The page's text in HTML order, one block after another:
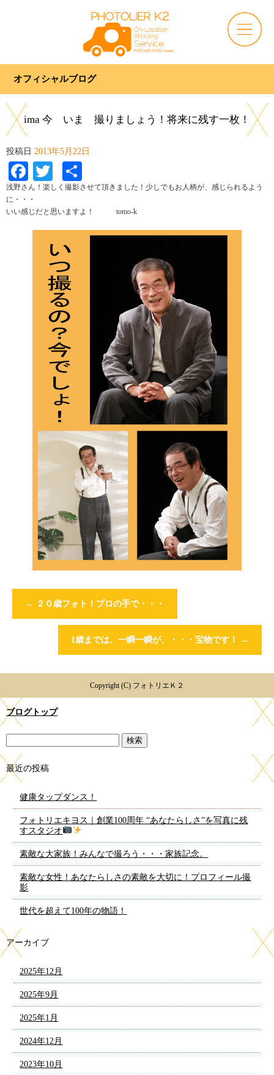
オフィシャルブログ
ima 今 いま 撮りましょう！将来に残す一枚！
投稿日 2013年5月22日
Facebook
Twitter
有
浅野さん！楽しく撮影させて頂きました！少しでもお人柄が、感じられるよう
に・・・
いい感じだと思いますよ！ tomo-k
← ２０歳フォト！プロの手で・・・
1歳までは、一瞬一瞬が、・・・宝物です！ →
Copyright (C) フォトリエＫ２
ブログトップ
最近の投稿
健康タップダンス！
フォトリエキヨス｜創業100周年 “あなたらしさ”を写真に残
すスタジオ
素敵な大家族！みんなで撮ろう・・・家族記念。
素敵な女性！あなたらしさの素敵を大切に！プロフィール撮
影
世代を超えて100年の物語！
アーカイブ
2025年12月
2025年9月
2025年1月
2024年12月
2023年10月